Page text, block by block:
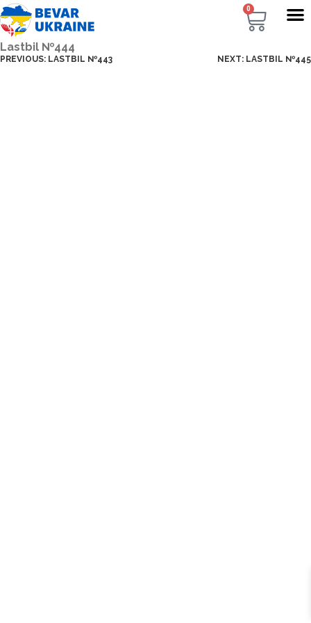
0
Lastbil №444
PREVIOUS: LASTBIL №443 NEXT: LASTBIL №445